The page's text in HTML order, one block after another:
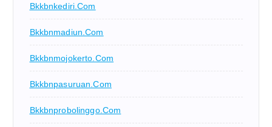
Bkkbnkediri.com
Bkkbnmadiun.com
Bkkbnmojokerto.com
Bkkbnpasuruan.com
Bkkbnprobolinggo.com